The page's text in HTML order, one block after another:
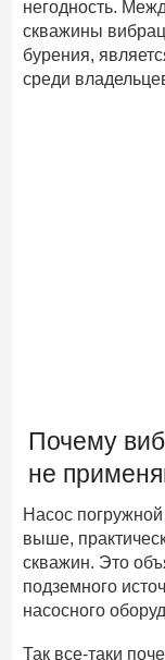
негодность.
скважины
бурения,
среди
Почему
не
Насос
выше,
скважин. Это
подземного
насосного
Так все-таки